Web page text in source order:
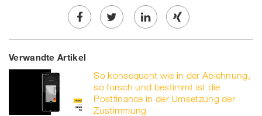
Share
on
Facebook
Twe
on
twitt
Share
linkedin
Share
Xing
Verwandte Artikel
So konsequent wie in der Ablehnung,
so forsch und bestimmt ist die
Postfinance in der Umsetzung der
Zustimmung